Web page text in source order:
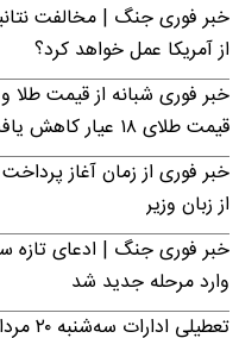
خبر فوری جنگ | مخالفت
از آمریکا عمل خواهد کرد؟
قیمت طلای ۱۸ عیار کاهش یافت + جدول
خبر فوری از زمان آغاز
از زبان وزیر
خبر فوری جنگ | ادعای تازه
وارد مرحله جدید شد